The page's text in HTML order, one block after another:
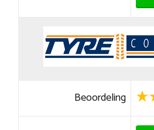
Beoordeling